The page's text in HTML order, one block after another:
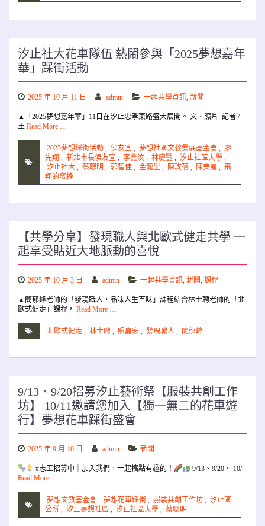
汐止社大花車隊伍 熱鬧參與「2025夢想嘉年
華」踩街活動
2025 年 10 月 11 日 admin 一起共學資訊, 新聞
▲「2025夢想嘉年華」11日在汐止忠孝東路盛大展開。 文、照片 記者 /
王 Read More …
2025夢想踩街活動 , 侯友宜 , 夢想社區文教發展基金會 , 廖
先翔 , 新北市長侯友宜 , 李鑫汶 , 林慶豐 , 汐止社區大學 ,
汐止社大 , 蔡聰明 , 郭智佳 , 金龍里 , 陳玫蒨 , 陳美麗 , 飛
翔的蜜蜂
【共學分享】發現職人與北歐式健走共學 一
起享受貼近大地脈動的喜悅
2025 年 10 月 3 日 admin 一起共學資訊, 新聞, 課程
▲簡郁峰老師的「發現職人，品味人生百味」課程結合林士聘老師的「北
歐式健走」課程， Read More …
北歐式健走 , 林士聘 , 照嘉宏 , 發現職人 , 簡郁峰
9/13、9/20招募汐止藝術祭【服裝共創工作
坊】 10/11邀請您加入【獨一無二的花車遊
行】夢想花車踩街盛會
2025 年 9 月 10 日 admin 新聞
#志工招募中｜加入我們，一起搞點有趣的！
9/13、9/20、 10/
Read More …
夢想文教基金會 , 夢想花車踩街 , 服裝共創工作坊 , 汐止區
公所 , 汐止夢想社區 , 汐止社區大學 , 蔡聰明